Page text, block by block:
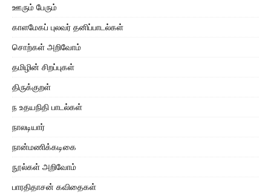
ஊரும் பேரும்
காளமேகப் புலவர் தனிப்பாடல்கள்
சொற்கள் அறிவோம்
தமிழின் சிறப்புகள்
திருக்குறள்
ந உதயநிதி பாடல்கள்
நாலடியார்
நான்மணிக்கடிகை
நூல்கள் அறிவோம்
பாரதிதாசன் கவிதைகள்